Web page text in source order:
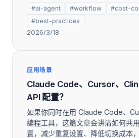
#ai-agent #workflow #cost-
#best-practices
2026/3/18
应用场景
Claude Code、Cursor、
API 配置？
如果你同时在用 Claude Code、
编程工具，这篇文章会讲清如何共
置，减少重复设置、降低切换成本